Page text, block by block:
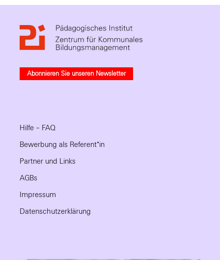
Abonnieren Sie unseren Newsletter
Hilfe – FAQ
Bewerbung als Referent*in
Partner und Links
AGBs
Impressum
Datenschutzerklärung